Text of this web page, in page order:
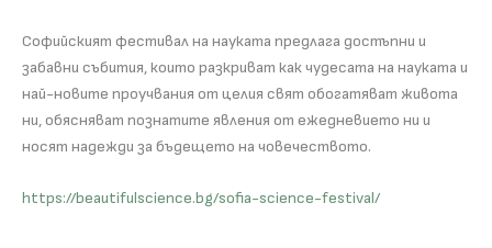
Софийският фестивал на науката предлага достъпни и
забавни събития, които разкриват как чудесата на науката и
най-новите проучвания от целия свят обогатяват живота
ни, обясняват познатите явления от ежедневието ни и
носят надежди за бъдещето на човечеството.
https://beautifulscience.bg/sofia-science-festival/